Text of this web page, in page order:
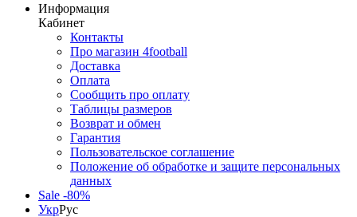
Информация
Кабинет
Контакты
Про магазин 4football
Доставка
Оплата
Сообщить про оплату
Таблицы размеров
Возврат и обмен
Гарантия
Пользовательское соглашение
Положение об обработке и защите персональных
данных
Sale -80%
УкрРус